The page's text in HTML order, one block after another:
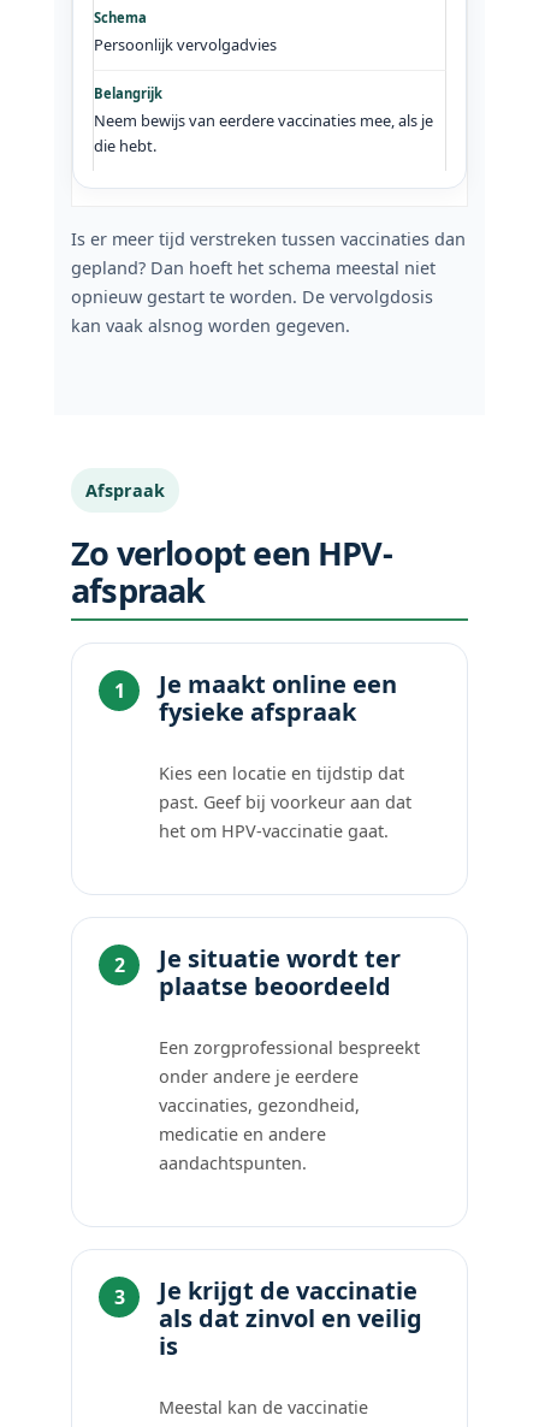
Persoonlijk vervolgadvies
Neem bewijs van eerdere vaccinaties mee, als je
die hebt.
Is er meer tijd verstreken tussen vaccinaties dan
gepland? Dan hoeft het schema meestal niet
opnieuw gestart te worden. De vervolgdosis
kan vaak alsnog worden gegeven.
Afspraak
Zo verloopt een HPV-
afspraak
Je maakt online een
fysieke afspraak
Kies een locatie en tijdstip dat
past. Geef bij voorkeur aan dat
het om HPV-vaccinatie gaat.
Je situatie wordt ter
plaatse beoordeeld
Een zorgprofessional bespreekt
onder andere je eerdere
vaccinaties, gezondheid,
medicatie en andere
aandachtspunten.
Je krijgt de vaccinatie
als dat zinvol en veilig
is
Meestal kan de vaccinatie